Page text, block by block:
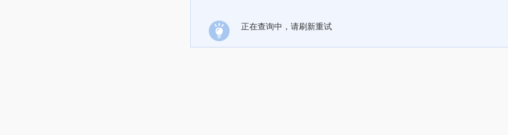
正在查询中，请刷新重试